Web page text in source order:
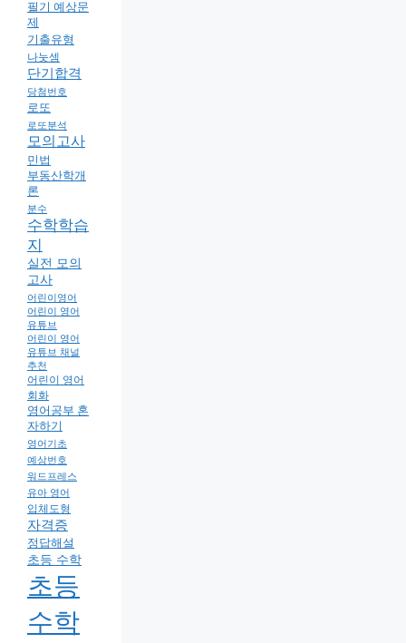
필기 예상문
제
기출유형
나눗셈
단기합격
당첨번호
로또
로또분석
모의고사
민법
부동산학개
론
분수
수학학습
지
실전 모의
고사
어린이영어
어린이 영어
유튜브
어린이 영어
유튜브 채널
추천
어린이 영어
회화
영어공부 혼
자하기
영어기초
예상번호
워드프레스
유아 영어
입체도형
자격증
정답해설
초등 수학
초등
수학